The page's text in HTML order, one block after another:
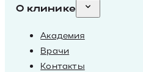
О клинике
Академия
Врачи
Контакты